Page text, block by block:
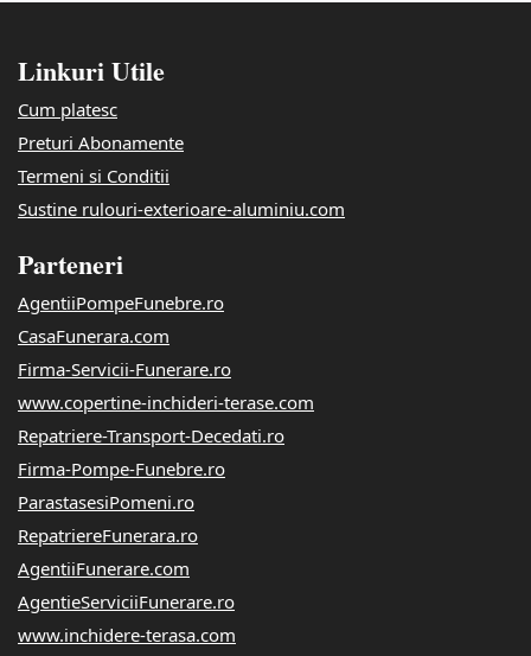
Linkuri Utile
Cum platesc
Preturi Abonamente
Termeni si Conditii
Sustine rulouri-exterioare-aluminiu.com
Parteneri
AgentiiPompeFunebre.ro
CasaFunerara.com
Firma-Servicii-Funerare.ro
www.copertine-inchideri-terase.com
Repatriere-Transport-Decedati.ro
Firma-Pompe-Funebre.ro
ParastasesiPomeni.ro
RepatriereFunerara.ro
AgentiiFunerare.com
AgentieServiciiFunerare.ro
www.inchidere-terasa.com